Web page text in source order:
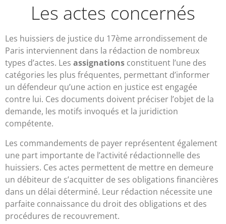
Les actes concernés
Les huissiers de justice du 17ème arrondissement de
Paris interviennent dans la rédaction de nombreux
types d’actes. Les assignations constituent l’une des
catégories les plus fréquentes, permettant d’informer
un défendeur qu’une action en justice est engagée
contre lui. Ces documents doivent préciser l’objet de la
demande, les motifs invoqués et la juridiction
compétente.
Les commandements de payer représentent également
une part importante de l’activité rédactionnelle des
huissiers. Ces actes permettent de mettre en demeure
un débiteur de s’acquitter de ses obligations financières
dans un délai déterminé. Leur rédaction nécessite une
parfaite connaissance du droit des obligations et des
procédures de recouvrement.